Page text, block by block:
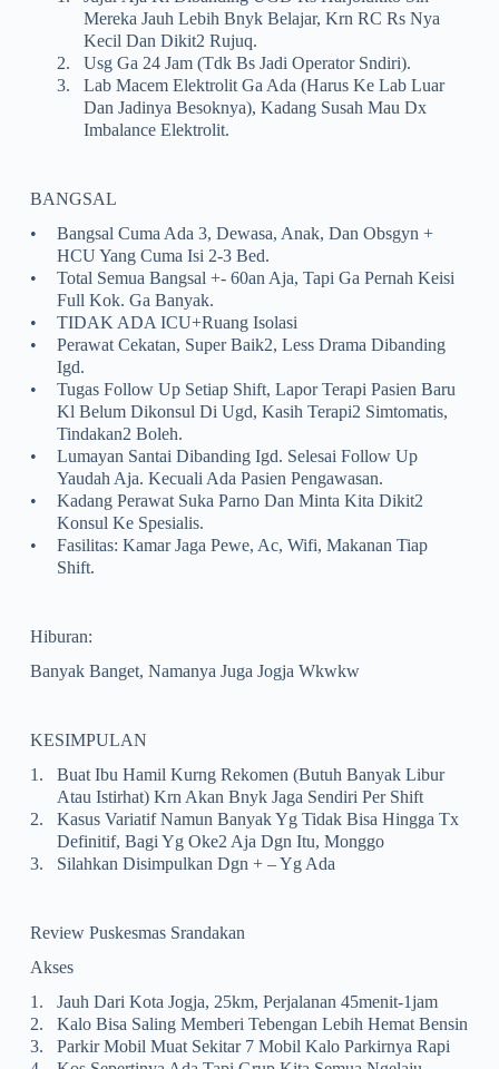
Mereka Jauh Lebih Bnyk Belajar, Krn RC Rs Nya
Kecil Dan Dikit2 Rujuq.
2.
Usg Ga 24 Jam (tdk Bs Jadi Operator Sndiri).
3.
Lab Macem Elektrolit Ga Ada (harus Ke Lab Luar
Dan Jadinya Besoknya), Kadang Susah Mau Dx
Imbalance Elektrolit.
BANGSAL
•
Bangsal Cuma Ada 3, Dewasa, Anak, Dan Obsgyn +
HCU Yang Cuma Isi 2-3 Bed.
•
Total Semua Bangsal +- 60an Aja, Tapi Ga Pernah Keisi
Full Kok. Ga Banyak.
•
TIDAK ADA ICU+ruang Isolasi
•
Perawat Cekatan, Super Baik2, Less Drama Dibanding
Igd.
•
Tugas Follow Up Setiap Shift, Lapor Terapi Pasien Baru
Kl Belum Dikonsul Di Ugd, Kasih Terapi2 Simtomatis,
Tindakan2 Boleh.
•
Lumayan Santai Dibanding Igd. Selesai Follow Up
Yaudah Aja. Kecuali Ada Pasien Pengawasan.
•
Kadang Perawat Suka Parno Dan Minta Kita Dikit2
Konsul Ke Spesialis.
•
Fasilitas: Kamar Jaga Pewe, Ac, Wifi, Makanan Tiap
Shift.
Hiburan:
Banyak Banget, Namanya Juga Jogja Wkwkw
KESIMPULAN
1.
Buat Ibu Hamil Kurng Rekomen (butuh Banyak Libur
Atau Istirhat) Krn Akan Bnyk Jaga Sendiri Per Shift
2.
Kasus Variatif Namun Banyak Yg Tidak Bisa Hingga Tx
Definitif, Bagi Yg Oke2 Aja Dgn Itu, Monggo
3.
Silahkan Disimpulkan Dgn + – Yg Ada
Review Puskesmas Srandakan
Akses
1.
Jauh Dari Kota Jogja, 25km, Perjalanan 45menit-1jam
2.
Kalo Bisa Saling Memberi Tebengan Lebih Hemat Bensin
3.
Parkir Mobil Muat Sekitar 7 Mobil Kalo Parkirnya Rapi